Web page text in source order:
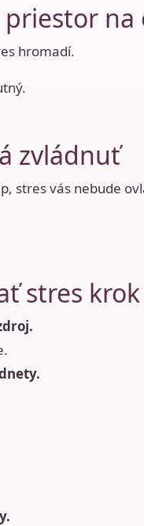
priestor na
hromadí.
zvládnuť
stres vás nebude
stres